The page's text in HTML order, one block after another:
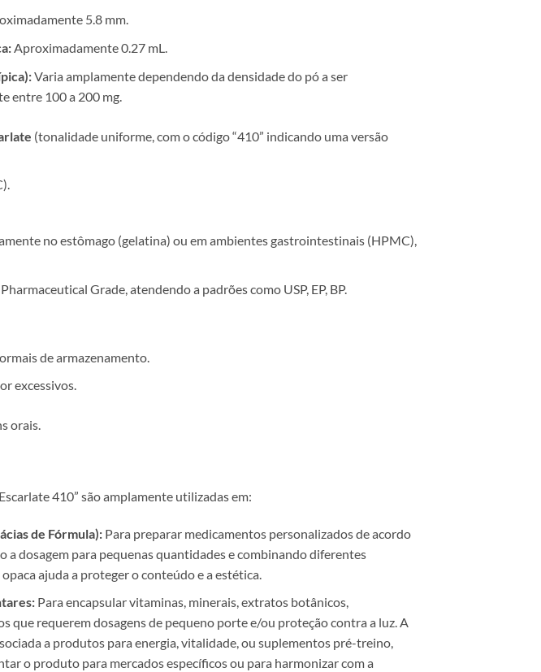
5.8 mm.
Aproximadamente 0.27 mL.
Varia amplamente dependendo da densidade do pó a ser
entre 100 a 200 mg.
(tonalidade uniforme, com o código “410” indicando uma versão
no estômago (gelatina) ou em ambientes gastrointestinais (HPMC),
Grade, atendendo a padrões como USP, EP, BP.
de armazenamento.
excessivos.
orais.
410” são amplamente utilizadas em:
de Fórmula): Para preparar medicamentos personalizados de acordo
a dosagem para pequenas quantidades e combinando diferentes
ajuda a proteger o conteúdo e a estética.
Para encapsular vitaminas, minerais, extratos botânicos,
que requerem dosagens de pequeno porte e/ou proteção contra a luz. A
a produtos para energia, vitalidade, ou suplementos pré-treino,
o produto para mercados específicos ou para harmonizar com a